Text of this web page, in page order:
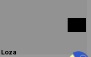
Loza